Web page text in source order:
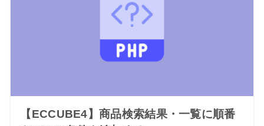
【ECCUBE4】商品検索結果・一覧に順番